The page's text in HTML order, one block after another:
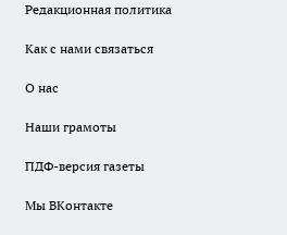
Редакционная политика
Как с нами связаться
О нас
Наши грамоты
ПДФ-версия газеты
Мы ВКонтакте